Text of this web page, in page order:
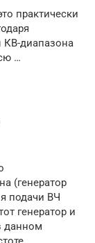
практически
диапазона
…
(генератор
подачи ВЧ
генератор и
данном